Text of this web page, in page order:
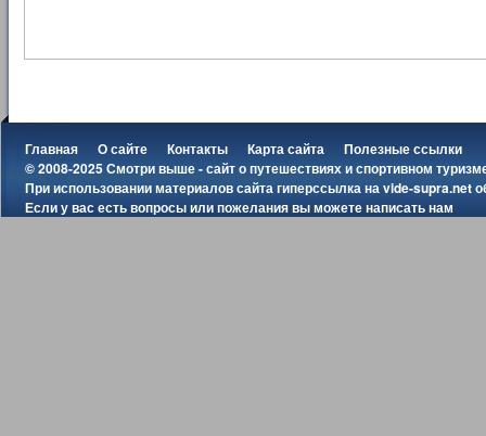
Главная О сайте Контакты Карта сайта
Полезные ссылки
© 2008-2025 Смотри выше - сайт о путешествиях и спортивном
При использовании материалов сайта гиперссылка наvide-supra.net
Если у вас есть вопросы или пожелания вы можетенаписать нам